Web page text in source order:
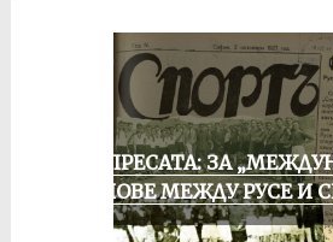
ОТ ПРЕСАТА: ЗА
МАЧОВЕ МЕЖДУ РУСЕ И